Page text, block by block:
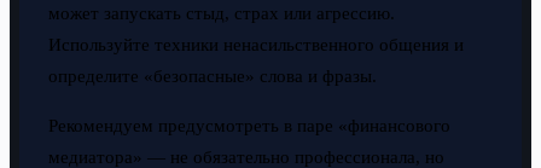
может запускать стыд, страх или агрессию.
Используйте техники ненасильственного общения и
определите «безопасные» слова и фразы.
Рекомендуем предусмотреть в паре «финансового
медиатора» — не обязательно профессионала, но